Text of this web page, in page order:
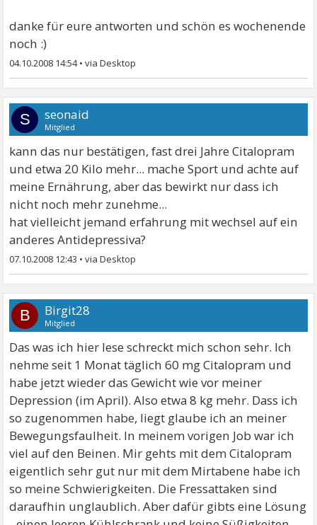
danke für eure antworten und schön es wochenende
noch :)
04.10.2008 14:54•
S seonaid
Mitglied
kann das nur bestätigen, fast drei Jahre Citalopram
und etwa 20 Kilo mehr... mache Sport und achte auf
meine Ernährung, aber das bewirkt nur dass ich
nicht noch mehr zunehme...
hat vielleicht jemand erfahrung mit wechsel auf ein
anderes Antidepressiva?
07.10.2008 12:43 •
B Birgit28
Mitglied
Das was ich hier lese schreckt mich schon sehr. Ich
nehme seit 1 Monat täglich 60 mg Citalopram und
habe jetzt wieder das Gewicht wie vor meiner
Depression (im April). Also etwa 8 kg mehr. Dass ich
so zugenommen habe, liegt glaube ich an meiner
Bewegungsfaulheit. In meinem vorigen Job war ich
viel auf den Beinen. Mir gehts mit dem Citalopram
eigentlich sehr gut nur mit dem Mirtabene habe ich
so meine Schwierigkeiten. Die Fressattaken sind
daraufhin unglaublich. Aber dafür gibts eine Lösung